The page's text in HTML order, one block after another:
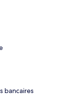
bancaires